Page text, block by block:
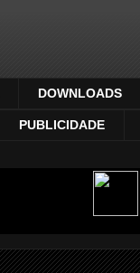
DOWNLOADS
PUBLICIDADE